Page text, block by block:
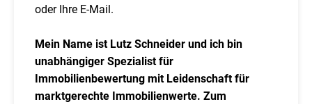
oder Ihre E-Mail.
Mein Name ist Lutz Schneider und ich bin
unabhängiger Spezialist für
Immobilienbewertung mit Leidenschaft für
marktgerechte Immobilienwerte. Zum